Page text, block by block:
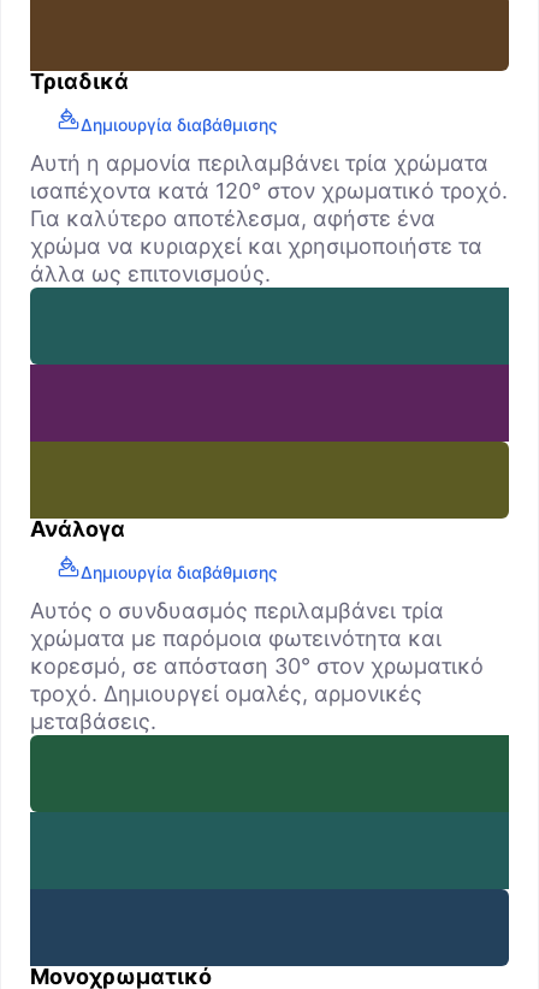
Τριαδικά
Δημιουργία διαβάθμισης
Αυτή η αρμονία περιλαμβάνει τρία χρώματα
ισαπέχοντα κατά 120° στον χρωματικό τροχό.
Για καλύτερο αποτέλεσμα, αφήστε ένα
χρώμα να κυριαρχεί και χρησιμοποιήστε τα
άλλα ως επιτονισμούς.
Ανάλογα
Δημιουργία διαβάθμισης
Αυτός ο συνδυασμός περιλαμβάνει τρία
χρώματα με παρόμοια φωτεινότητα και
κορεσμό, σε απόσταση 30° στον χρωματικό
τροχό. Δημιουργεί ομαλές, αρμονικές
μεταβάσεις.
Μονοχρωματικό